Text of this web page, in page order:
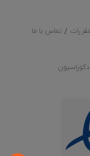
تماس با ما
دکوراسیون